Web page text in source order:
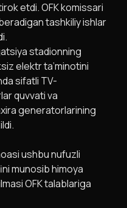
etdi. OFK komissari
tashkiliy ishlar
stadionning
elektr ta’minotini
sifatli TV-
quvvati va
generatorlarining
ushbu nufuzli
munosib himoya
OFK talablariga